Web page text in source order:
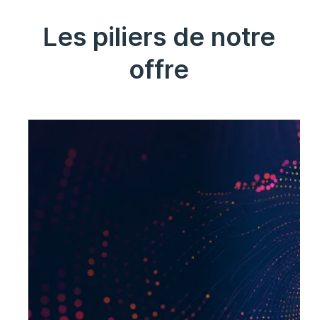
Les piliers de notre
offre
Gestion de la conformité
Nous vous accompagnons quel que
soit votre secteur d’activité, dans la
maîtrise des risques et le respects des
exigences règlementaires grâce à nos
solutions de gouvernance et de
conformité.